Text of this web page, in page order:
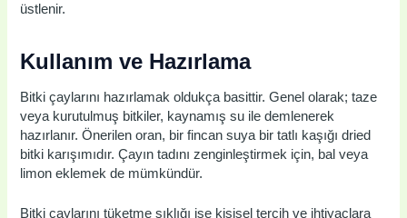
üstlenir.
Kullanım ve Hazırlama
Bitki çaylarını hazırlamak oldukça basittir. Genel olarak; taze
veya kurutulmuş bitkiler, kaynamış su ile demlenerek
hazırlanır. Önerilen oran, bir fincan suya bir tatlı kaşığı dried
bitki karışımıdır. Çayın tadını zenginleştirmek için, bal veya
limon eklemek de mümkündür.
Bitki çaylarını tüketme sıklığı ise kişisel tercih ve ihtiyaçlara